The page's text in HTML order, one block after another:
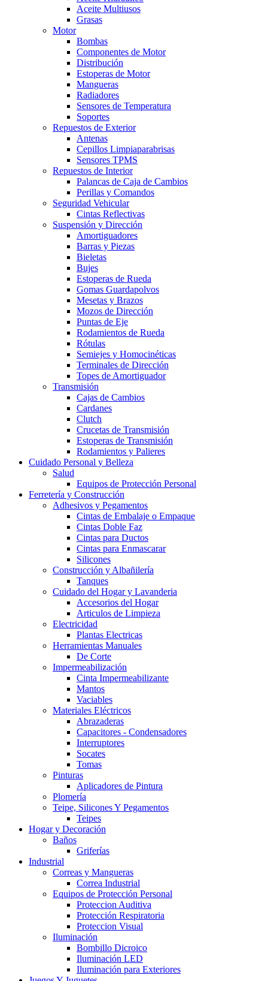
Aceite Multiusos
Grasas
Motor
Bombas
Componentes de Motor
Distribución
Estoperas de Motor
Mangueras
Radiadores
Sensores de Temperatura
Soportes
Repuestos de Exterior
Antenas
Cepillos Limpiaparabrisas
Sensores TPMS
Repuestos de Interior
Palancas de Caja de Cambios
Perillas y Comandos
Seguridad Vehicular
Cintas Reflectivas
Suspensión y Dirección
Amortiguadores
Barras y Piezas
Bieletas
Bujes
Estoperas de Rueda
Gomas Guardapolvos
Mesetas y Brazos
Mozos de Dirección
Puntas de Eje
Rodamientos de Rueda
Rótulas
Semiejes y Homocinéticas
Terminales de Dirección
Topes de Amortiguador
Transmisión
Cajas de Cambios
Cardanes
Clutch
Crucetas de Transmisión
Estoperas de Transmisión
Rodamientos y Palieres
Cuidado Personal y Belleza
Salud
Equipos de Protección Personal
Ferretería y Construcción
Adhesivos y Pegamentos
Cintas de Embalaje o Empaque
Cintas Doble Faz
Cintas para Ductos
Cintas para Enmascarar
Silicones
Construcción y Albañilería
Tanques
Cuidado del Hogar y Lavanderia
Accesorios del Hogar
Articulos de Limpieza
Electricidad
Plantas Electricas
Herramientas Manuales
De Corte
Impermeabilización
Cinta Impermeabilizante
Mantos
Vaciables
Materiales Eléctricos
Abrazaderas
Capacitores - Condensadores
Interruptores
Socates
Tomas
Pinturas
Aplicadores de Pintura
Plomería
Teipe, Silicones Y Pegamentos
Teipes
Hogar y Decoración
Baños
Griferías
Industrial
Correas y Mangueras
Correa Industrial
Equipos de Protección Personal
Proteccion Auditiva
Protección Respiratoria
Proteccion Visual
Iluminación
Bombillo Dicroico
Iluminación LED
Iluminación para Exteriores